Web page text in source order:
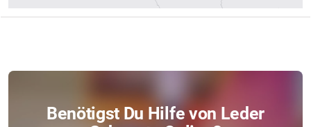
Benötigst Du Hilfe von Leder